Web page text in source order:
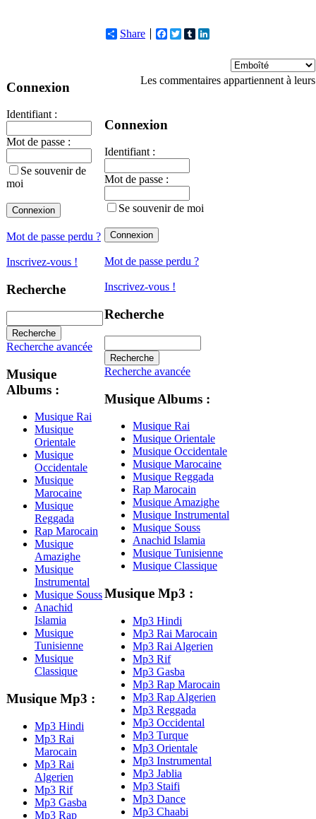
Connexion
Identifiant :
Mot de passe :
Se souvenir de
moi
Mot de passe perdu ?
Inscrivez-vous !
Recherche
Recherche avancée
Musique
Albums :
Musique Rai
Musique
Orientale
Musique
Occidentale
Musique
Marocaine
Musique
Reggada
Rap Marocain
Musique
Amazighe
Musique
Instrumental
Musique Souss
Anachid
Islamia
Musique
Tunisienne
Musique
Classique
Musique Mp3 :
Mp3 Hindi
Mp3 Rai
Marocain
Mp3 Rai
Algerien
Mp3 Rif
Mp3 Gasba
Mp3 Rap
Share Facebook
TwitterTumblr
Les commentaires appartiennent à
Connexion
Identifiant :
Mot de passe :
Se souvenir de moi
Mot de passe perdu ?
Inscrivez-vous !
Recherche
Recherche avancée
Musique Albums :
Musique Rai
Musique Orientale
Musique Occidentale
Musique Marocaine
Musique Reggada
Rap Marocain
Musique Amazighe
Musique Instrumental
Musique Souss
Anachid Islamia
Musique Tunisienne
Musique Classique
Musique Mp3 :
Mp3 Hindi
Mp3 Rai Marocain
Mp3 Rai Algerien
Mp3 Rif
Mp3 Gasba
Mp3 Rap Marocain
Mp3 Rap Algerien
Mp3 Reggada
Mp3 Occidental
Mp3 Turque
Mp3 Orientale
Mp3 Instrumental
Mp3 Jablia
Mp3 Staifi
Mp3 Dance
Mp3 Chaabi